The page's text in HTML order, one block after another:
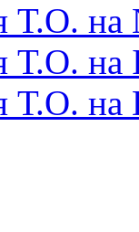
Т.О. на
Т.О.
Т.О. на